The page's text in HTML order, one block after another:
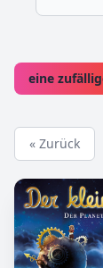
eine
« Zurück